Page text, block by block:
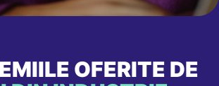
OFERITE DE